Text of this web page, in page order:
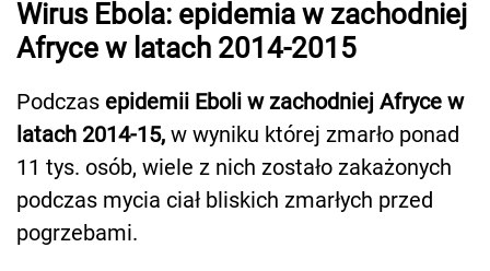
Wirus Ebola: epidemia w zachodniej
Afryce w latach 2014-2015
Podczas epidemii Eboli w zachodniej Afryce w
latach 2014-15, w wyniku której zmarło ponad
11 tys. osób, wiele z nich zostało zakażonych
podczas mycia ciał bliskich zmarłych przed
pogrzebami.